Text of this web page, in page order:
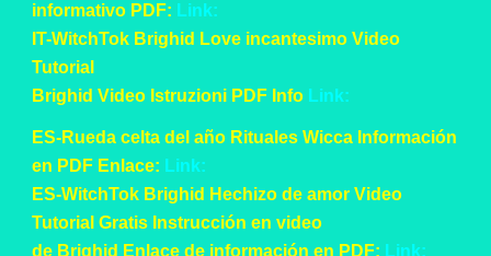
informativo PDF: Link:
IT-WitchTok Brighid Love incantesimo Video
Tutorial
Brighid Video Istruzioni PDF Info Link:
ES-Rueda celta del año Rituales Wicca Información
en PDF Enlace: Link:
ES-WitchTok Brighid Hechizo de amor Video
Tutorial Gratis Instrucción en video
de Brighid Enlace de información en PDF: Link: